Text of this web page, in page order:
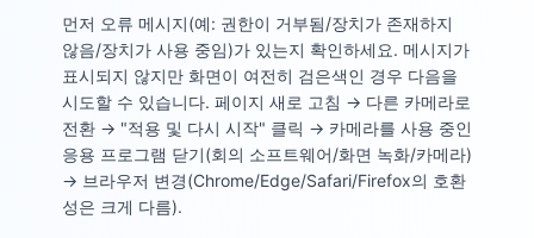
먼저 오류 메시지(예: 권한이 거부됨/장치가 존재하지
않음/장치가 사용 중임)가 있는지 확인하세요. 메시지가
표시되지 않지만 화면이 여전히 검은색인 경우 다음을
시도할 수 있습니다. 페이지 새로 고침 → 다른 카메라로
전환 → "적용 및 다시 시작" 클릭 → 카메라를 사용 중인
응용 프로그램 닫기(회의 소프트웨어/화면 녹화/카메라)
→ 브라우저 변경(Chrome/Edge/Safari/Firefox의 호환
성은 크게 다름).